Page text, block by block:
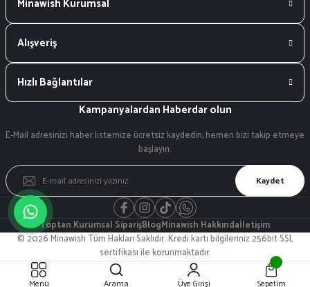
Minawish Kurumsal
Alışveriş
Hızlı Bağlantılar
Kampanyalardan Haberdar olun
E-Mail adresinizi haber listemize ücretsiz kaydedin, hemen bizi takip etmeye
başlayın.
Kaydet
Toptan Kurumsal SiparişBlogMinawish Hakkındaİletişim
© 2026 Minawish Tüm Hakları Saklıdır. Kredi kartı bilgileriniz 256bit SSL
sertifikası ile korunmaktadır.
Menü Arama Üye Girişi Sepetim
e-
ile